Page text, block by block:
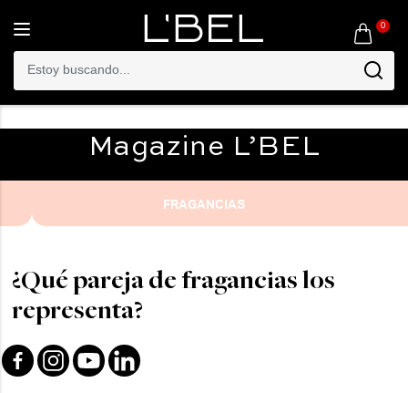
0
Magazine L’BEL
FRAGANCIAS
¿Qué pareja de fragancias los
representa?